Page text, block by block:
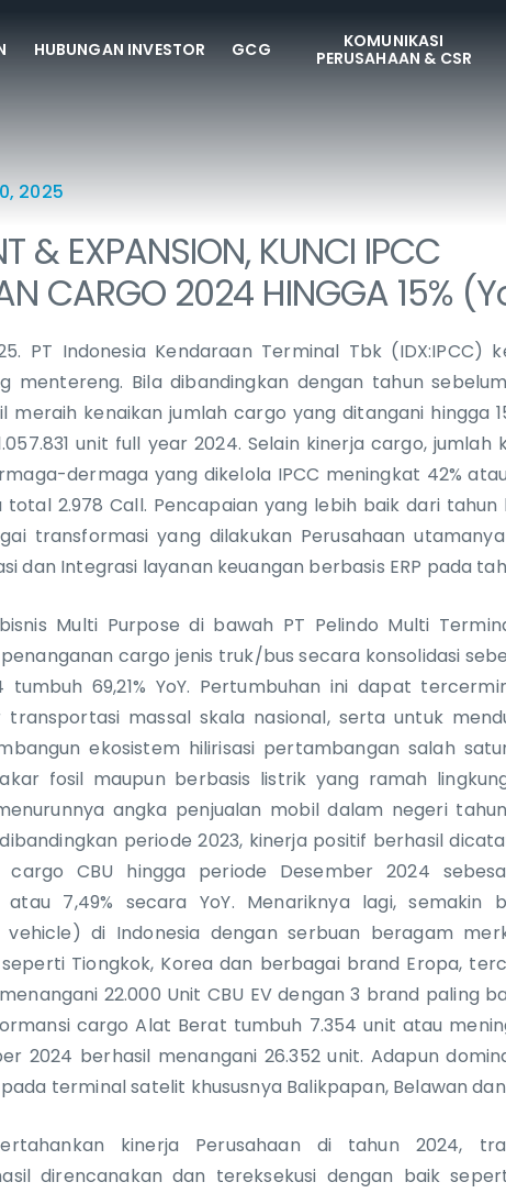
HUBUNGAN INVESTOR GCG
KOMUNIKASI
PERUSAHAAN & CSR
2025
& EXPANSION, KUNCI IPCC
CARGO 2024 HINGGA 15%
PT Indonesia Kendaraan Terminal Tbk (IDX:IPCC)
mentereng. Bila dibandingkan dengan tahun
meraih kenaikan jumlah cargo yang ditangani hingga
unit full year 2024. Selain kinerja cargo, jumlah
dermaga yang dikelola IPCC meningkat 42%
total 2.978 Call. Pencapaian yang lebih baik dari
transformasi yang dilakukan Perusahaan
dan Integrasi layanan keuangan berbasis ERP pada
Multi Purpose di bawah PT Pelindo Multi
cargo jenis truk/bus secara konsolidasi
tumbuh 69,21% YoY. Pertumbuhan ini dapat
massal skala nasional, serta untuk
ekosistem hilirisasi pertambangan salah
fosil maupun berbasis listrik yang ramah
angka penjualan mobil dalam negeri
dibandingkan periode 2023, kinerja positif berhasil
cargo CBU hingga periode Desember 2024
7,49% secara YoY. Menariknya lagi, semakin
vehicle) di Indonesia dengan serbuan beragam
Tiongkok, Korea dan berbagai brand Eropa,
22.000 Unit CBU EV dengan 3 brand paling
cargo Alat Berat tumbuh 7.354 unit atau
2024 berhasil menangani 26.352 unit. Adapun
terminal satelit khususnya Balikpapan, Belawan
kinerja Perusahaan di tahun 2024,
direncanakan dan tereksekusi dengan baik